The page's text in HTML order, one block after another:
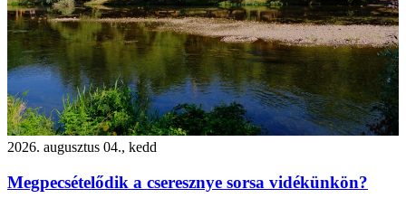
2026. augusztus 04., kedd
Megpecsételődik a cseresznye sorsa vidékünkön?